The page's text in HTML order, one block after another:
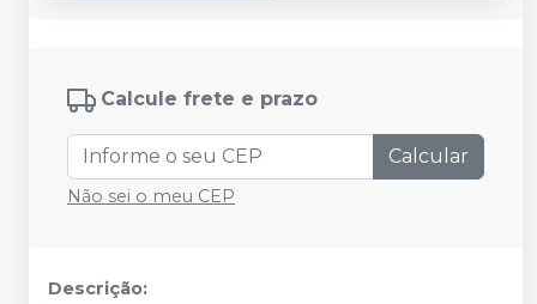
Calcule frete e prazo
Calcular
Não sei o meu CEP
Descrição: